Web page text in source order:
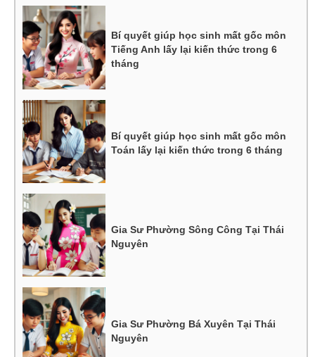
Bí quyết giúp học sinh mất gốc môn
Tiếng Anh lấy lại kiến thức trong 6
tháng
Bí quyết giúp học sinh mất gốc môn
Toán lấy lại kiến thức trong 6 tháng
Gia Sư Phường Sông Công Tại Thái
Nguyên
Gia Sư Phường Bá Xuyên Tại Thái
Nguyên